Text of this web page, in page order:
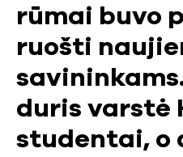
rūmai buvo
ruošti
duris varstė
studentai, o